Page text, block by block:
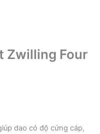
Zwilling Four
dao có độ cứng cáp,